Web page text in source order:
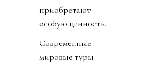
приобретают
особую ценность.
Современные
мировые туры